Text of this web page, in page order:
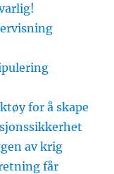
for å skape
av krig
får